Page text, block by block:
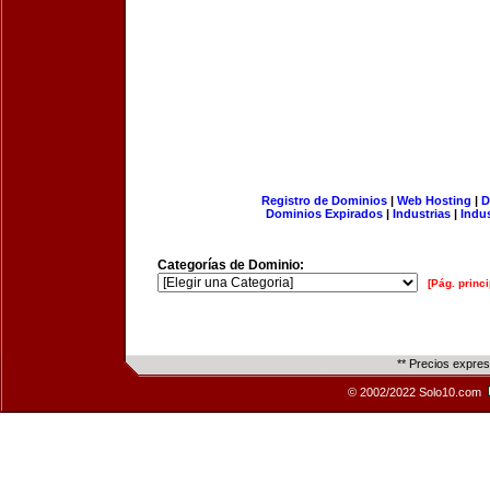
Registro de Dominios| Web Hosting |
Dominios Expirados | Industrias |
Categorías de Dominio:
[Pág.
** Precios
© 2002/2022 Solo10.com